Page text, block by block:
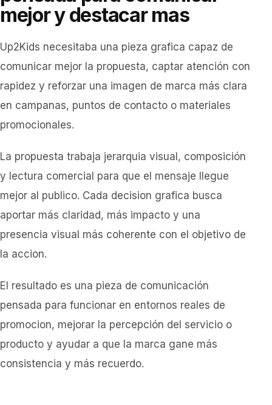
mejor y destacar mas
Up2Kids necesitaba una pieza grafica capaz de
comunicar mejor la propuesta, captar atención con
rapidez y reforzar una imagen de marca más clara
en campanas, puntos de contacto o materiales
promocionales.
La propuesta trabaja jerarquia visual, composición
y lectura comercial para que el mensaje llegue
mejor al publico. Cada decision grafica busca
aportar más claridad, más impacto y una
presencia visual más coherente con el objetivo de
la accion.
El resultado es una pieza de comunicación
pensada para funcionar en entornos reales de
promocion, mejorar la percepción del servicio o
producto y ayudar a que la marca gane más
consistencia y más recuerdo.